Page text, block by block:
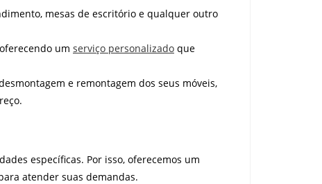
mesas de escritório e qualquer outro
um serviço personalizado que
e remontagem dos seus móveis,
específicas. Por isso, oferecemos um
atender suas demandas.